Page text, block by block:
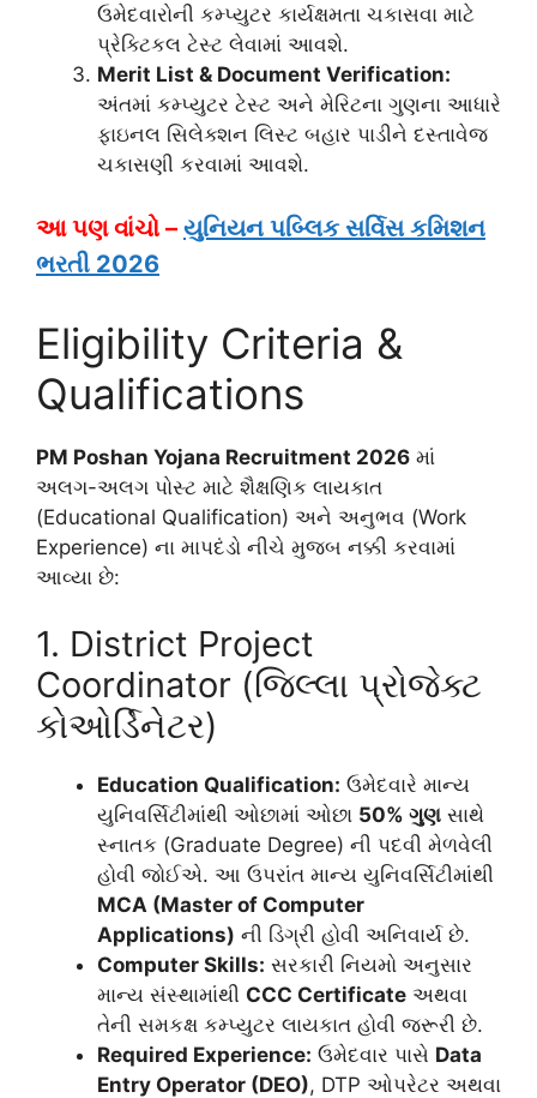
ઉમેદવારોની કમ્પ્યુટર કાર્યક્ષમતા ચકાસવા માટે
પ્રેક્ટિકલ ટેસ્ટ લેવામાં આવશે.
Merit List & Document Verification:
અંતમાં કમ્પ્યુટર ટેસ્ટ અને મેરિટના ગુણના આધારે
ફાઇનલ સિલેક્શન લિસ્ટ બહાર પાડીને દસ્તાવેજ
ચકાસણી કરવામાં આવશે.
આ પણ વાંચો – યુનિયન પબ્લિક સર્વિસ કમિશન
ભરતી 2026
Eligibility Criteria &
Qualifications
PM Poshan Yojana Recruitment 2026 માં
અલગ-અલગ પોસ્ટ માટે શૈક્ષણિક લાયકાત
(Educational Qualification) અને અનુભવ (Work
Experience) ના માપદંડો નીચે મુજબ નક્કી કરવામાં
આવ્યા છે:
1. District Project
Coordinator (જિલ્લા પ્રોજેક્ટ
કોઓર્ડિનેટર)
Education Qualification: ઉમેદવારે માન્ય
યુનિવર્સિટીમાંથી ઓછામાં ઓછા 50% ગુણ સાથે
સ્નાતક (Graduate Degree) ની પદવી મેળવેલી
હોવી જોઈએ. આ ઉપરાંત માન્ય યુનિવર્સિટીમાંથી
MCA (Master of Computer
Applications) ની ડિગ્રી હોવી અનિવાર્ય છે.
Computer Skills: સરકારી નિયમો અનુસાર
માન્ય સંસ્થામાંથી CCC Certificate અથવા
તેની સમકક્ષ કમ્પ્યુટર લાયકાત હોવી જરૂરી છે.
Required Experience: ઉમેદવાર પાસે Data
Entry Operator (DEO), DTP ઓપરેટર અથવા